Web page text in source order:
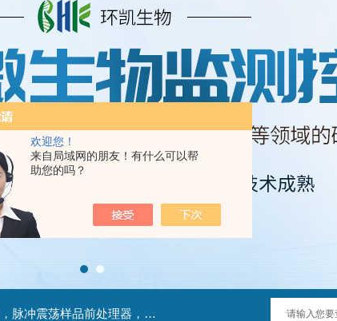
欢迎您！
来自局域网的朋友！有什么可以帮
助您的吗？
主营产品：不锈钢过滤系统，红外线接种环灭菌器，浮游菌采样器，脉冲震荡样品前处理器，数字化智能电热鼓风干燥箱，数字化智能电热恒温培养箱，实验室设备及环境温湿度监测系统，洁净工作台等实验设仪器设备。